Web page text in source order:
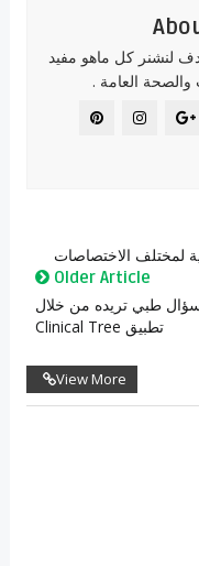
لنشنر كل ماهو مفيد
العامة .
لمختلف الاختصاصات
Older Article
طبي تريده من خلال
تطبيق Clinical Tree
View More